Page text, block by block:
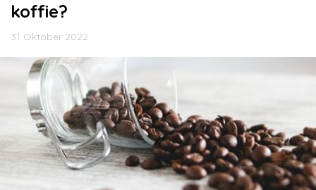
koffie?
31 Oktober 2022